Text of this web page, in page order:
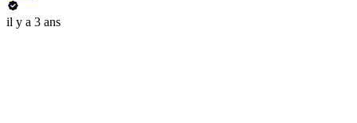
il y a 3 ans